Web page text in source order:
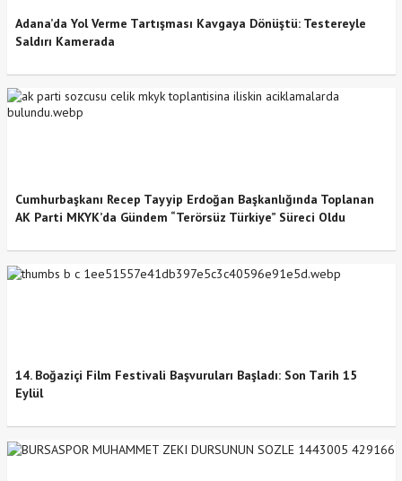
Adana’da Yol Verme Tartışması Kavgaya Dönüştü: Testereyle
Saldırı Kamerada
Cumhurbaşkanı Recep Tayyip Erdoğan Başkanlığında Toplanan
AK Parti MKYK’da Gündem “Terörsüz Türkiye” Süreci Oldu
14. Boğaziçi Film Festivali Başvuruları Başladı: Son Tarih 15
Eylül